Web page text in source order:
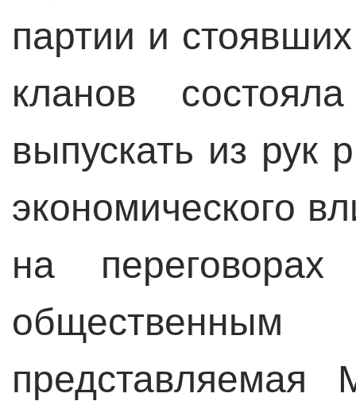
партии и
кланов
выпускать из рук
экономического
на